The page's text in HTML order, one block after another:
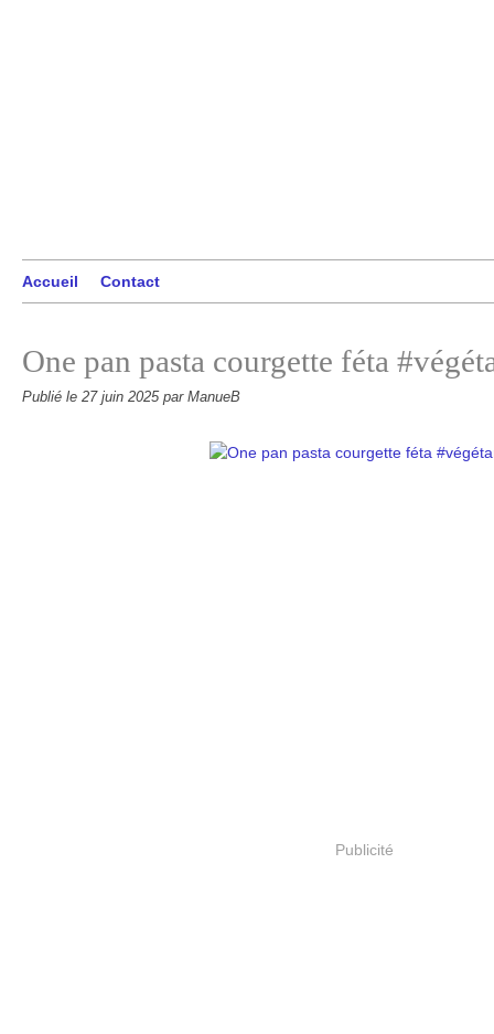
Accueil Contact
One pan pasta courgette féta
Publié le 27 juin 2025 par ManueB
Publicité